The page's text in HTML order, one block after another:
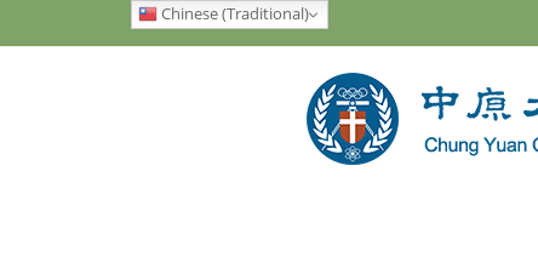
Chinese (Traditional)